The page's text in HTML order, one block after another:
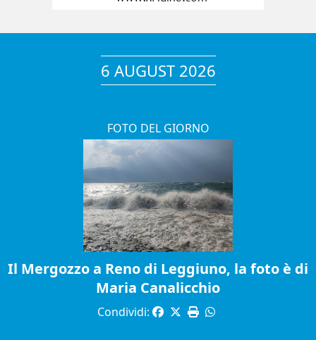
6 AUGUST 2026
FOTO DEL GIORNO
Il Mergozzo a Reno di Leggiuno, la foto è di
Maria Canalicchio
Condividi: